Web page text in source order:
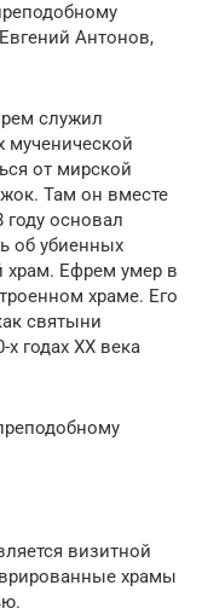
Антонов,
служил
мученической
от мирской
Там он вместе
основал
об убиенных
храм. Ефрем умер в
храме. Его
святыни
годах XX века
визитной
храмы